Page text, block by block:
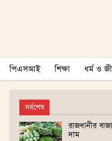
পিএসআই শিক্ষা ধর্ম ও
সর্বশেষ
রাজধানীর
দাম